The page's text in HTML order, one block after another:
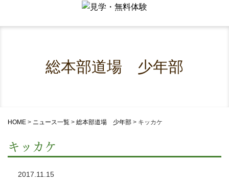
総本部道場 少年部
HOME > ニュース一覧 > 総本部道場 少年部 > キッカケ
キッカケ
2017.11.15